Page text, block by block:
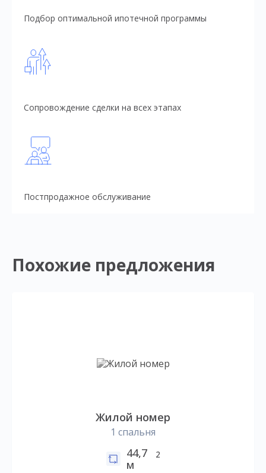
Подбор оптимальной ипотечной программы
Сопровождение сделки на всех этапах
Постпродажное обслуживание
Похожие предложения
Жилой номер
1 спальня
44,7
м
2